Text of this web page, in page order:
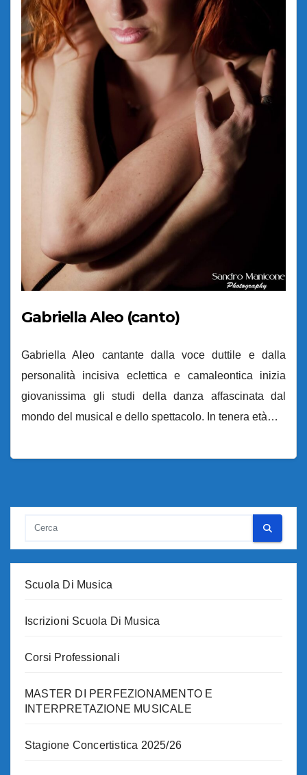
Gabriella Aleo (canto)
Gabriella Aleo cantante dalla voce duttile e dalla
personalità incisiva eclettica e camaleontica inizia
giovanissima gli studi della danza affascinata dal
mondo del musical e dello spettacolo. In tenera età…
Scuola Di Musica
Iscrizioni Scuola Di Musica
Corsi Professionali
MASTER DI PERFEZIONAMENTO E
INTERPRETAZIONE MUSICALE
Stagione Concertistica 2025/26